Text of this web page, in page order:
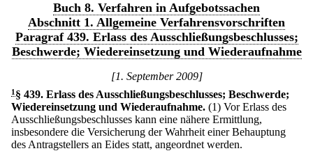
Buch 8. Verfahren in Aufgebotssachen
Abschnitt 1. Allgemeine Verfahrensvorschriften
Paragraf 439. Erlass des Ausschließungsbeschlusses;
Beschwerde; Wiedereinsetzung und Wiederaufnahme
[1. September 2009]
1 § 439. Erlass des Ausschließungsbeschlusses; Beschwerde;
Wiedereinsetzung und Wiederaufnahme. (1) Vor Erlass des
Ausschließungsbeschlusses kann eine nähere Ermittlung,
insbesondere die Versicherung der Wahrheit einer Behauptung
des Antragstellers an Eides statt, angeordnet werden.